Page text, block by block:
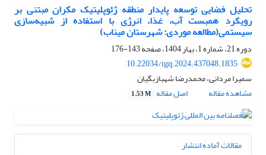
تحلیل فضایی توسعه پایدار منطقه ژئوپلیتیک مکران مبتنی بر
رویکرد همبست آب، غذا، انرژی با استفاده از شبیه‌سازی
سیستمی(مطالعه موردی: شهرستان میناب)
دوره 21، شماره 1، بهار 1404، صفحه
143-176
10.22034/igq.2024.437048.1835
سمیرا مردانی، محمدرضا شهبازبگیان
مشاهده مقاله
اصل مقاله 1.53 M
مقالات آماده انتشار